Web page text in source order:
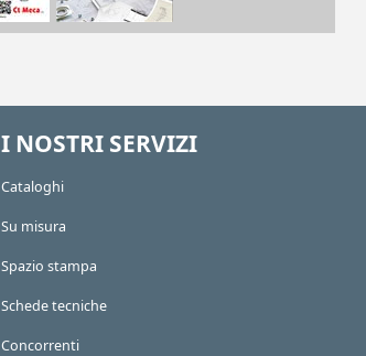
I NOSTRI SERVIZI
Cataloghi
Su misura
Spazio stampa
Schede tecniche
Concorrenti